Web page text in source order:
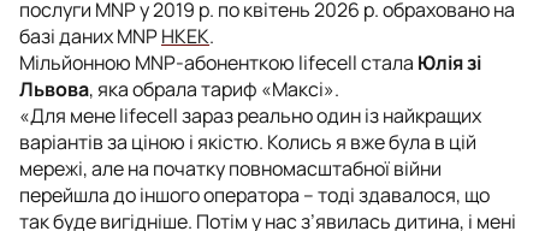
послуги MNP у 2019 р. по квітень 2026 р. обраховано на
базі даних MNPНКЕК.
Мільйонною MNP-абоненткою lifecell стала Юлія зі
Львова, яка обрала тариф «Максі».
«Для мене lifecell зараз реально один із найкращих
варіантів за ціною і якістю. Колись я вже була в цій
мережі, але на початку повномасштабної війни
перейшла до іншого оператора – тоді здавалося, що
так буде вигідніше. Потім у нас з’явилась дитина, і мені